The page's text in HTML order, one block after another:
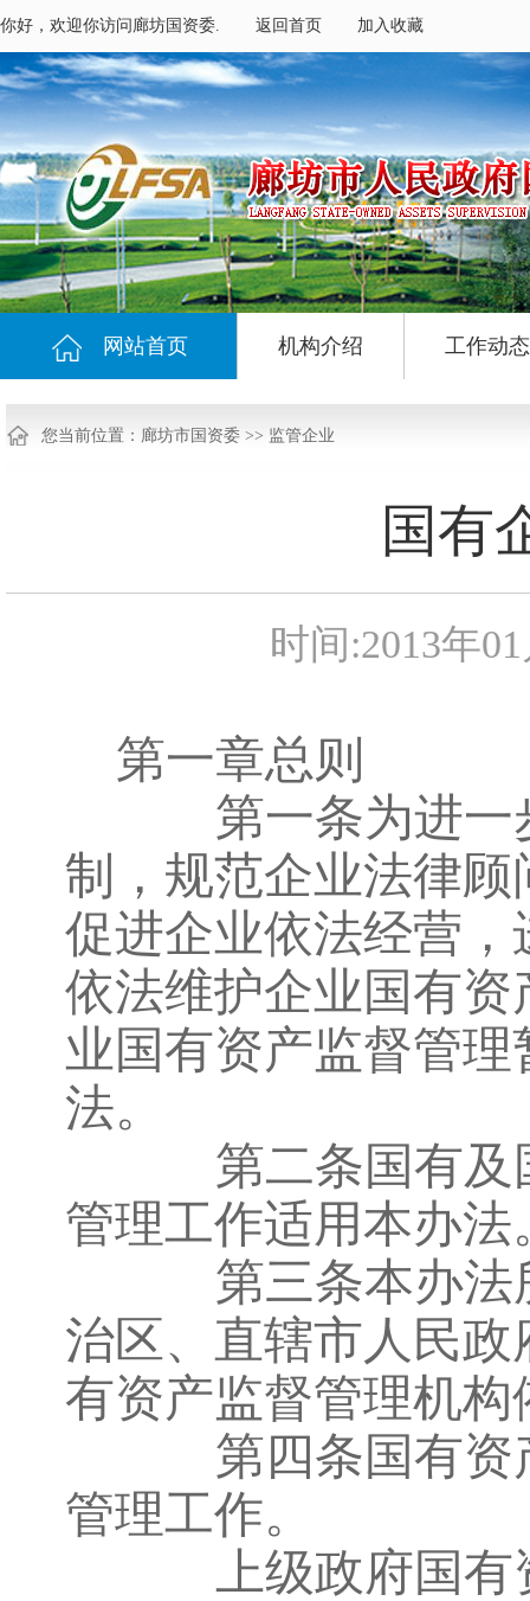
你好，欢迎你访问廊坊国资委. 返回首页 加入收藏
网站首页 机构介绍 工作动态
您当前位置： 廊坊市国资委 >> 监管企业
国有
时间:2013年
第一章总则
第一条为进一
制，规范企业法律
促进企业依法经营
依法维护企业国有
业国有资产监督管
法。
第二条国有及
管理工作适用本办法
第三条本办法
治区、直辖市人民
有资产监督管理机
第四条国有资
管理工作。
上级政府国有